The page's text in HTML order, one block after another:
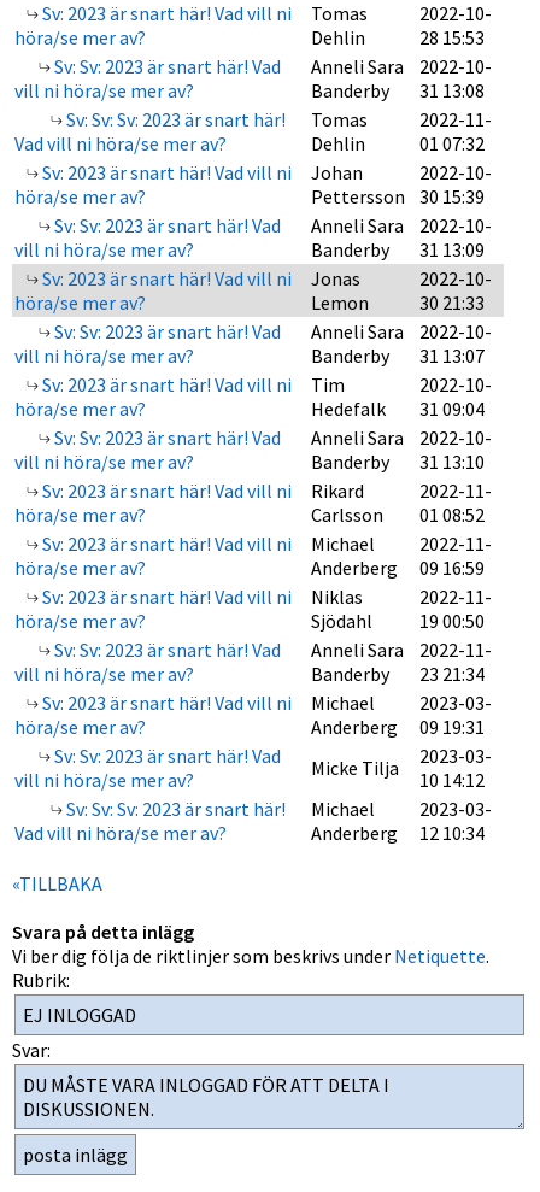
Sv: 2023 är snart här! Vad vill ni
höra/se mer av?
Tomas
Dehlin
2022-10-
28 15:53
Sv: Sv: 2023 är snart här! Vad
vill ni höra/se mer av?
Anneli Sara
Banderby
2022-10-
31 13:08
Sv: Sv: Sv: 2023 är snart här!
Vad vill ni höra/se mer av?
Tomas
Dehlin
2022-11-
01 07:32
Sv: 2023 är snart här! Vad vill ni
höra/se mer av?
Johan
Pettersson
2022-10-
30 15:39
Sv: Sv: 2023 är snart här! Vad
vill ni höra/se mer av?
Anneli Sara
Banderby
2022-10-
31 13:09
Sv: 2023 är snart här! Vad vill ni
höra/se mer av?
Jonas
Lemon
2022-10-
30 21:33
Sv: Sv: 2023 är snart här! Vad
vill ni höra/se mer av?
Anneli Sara
Banderby
2022-10-
31 13:07
Sv: 2023 är snart här! Vad vill ni
höra/se mer av?
Tim
Hedefalk
2022-10-
31 09:04
Sv: Sv: 2023 är snart här! Vad
vill ni höra/se mer av?
Anneli Sara
Banderby
2022-10-
31 13:10
Sv: 2023 är snart här! Vad vill ni
höra/se mer av?
Rikard
Carlsson
2022-11-
01 08:52
Sv: 2023 är snart här! Vad vill ni
höra/se mer av?
Michael
Anderberg
2022-11-
09 16:59
Sv: 2023 är snart här! Vad vill ni
höra/se mer av?
Niklas
Sjödahl
2022-11-
19 00:50
Sv: Sv: 2023 är snart här! Vad
vill ni höra/se mer av?
Anneli Sara
Banderby
2022-11-
23 21:34
Sv: 2023 är snart här! Vad vill ni
höra/se mer av?
Michael
Anderberg
2023-03-
09 19:31
Sv: Sv: 2023 är snart här! Vad
vill ni höra/se mer av?
Micke Tilja
2023-03-
10 14:12
Sv: Sv: Sv: 2023 är snart här!
Vad vill ni höra/se mer av?
Michael
Anderberg
2023-03-
12 10:34
«TILLBAKA
Svara på detta inlägg
Vi ber dig följa de riktlinjer som beskrivs under Netiquette.
Rubrik:
Svar: